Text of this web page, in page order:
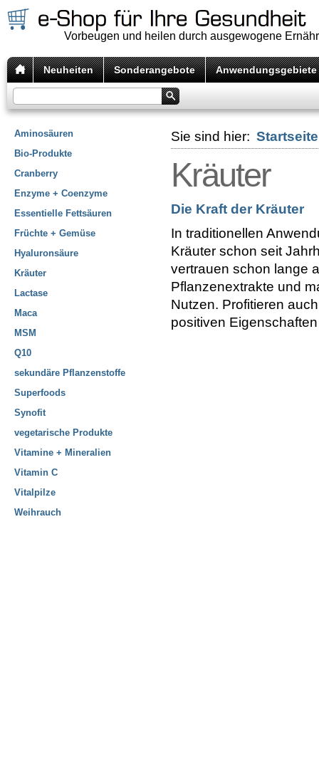
Vorbeugen und heilen durch ausgewogene
Neuheiten Sonderangebote Anwendungsgebiete
Aminosäuren
Bio-Produkte
Cranberry
Enzyme + Coenzyme
Essentielle Fettsäuren
Früchte + Gemüse
Hyaluronsäure
Kräuter
Lactase
Maca
MSM
Q10
sekundäre Pflanzenstoffe
Superfoods
Synofit
vegetarische Produkte
Vitamine + Mineralien
Vitamin C
Vitalpilze
Weihrauch
Sie sind hier: Startseite
Kräuter
Die Kraft der Kräuter
In traditionellen
Kräuter schon seit
vertrauen schon lange
Pflanzenextrakte und
Nutzen. Profitieren
positiven